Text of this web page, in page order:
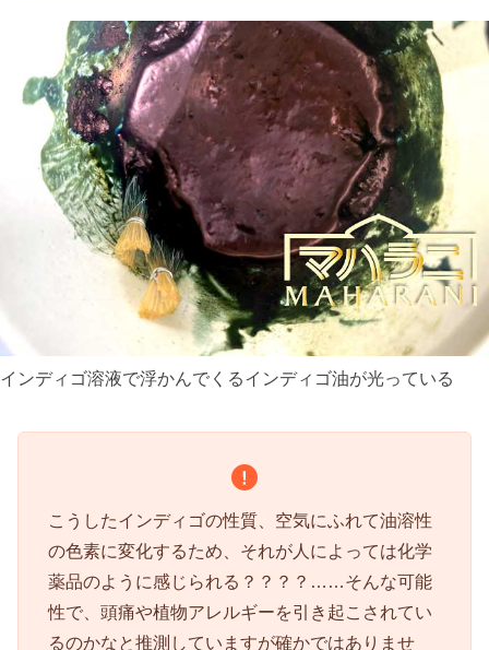
インディゴ溶液で浮かんでくるインディゴ油が光っている
こうしたインディゴの性質、空気にふれて油溶性
の色素に変化するため、それが人によっては化学
薬品のように感じられる？？？？……そんな可能
性で、頭痛や植物アレルギーを引き起こされてい
るのかなと推測していますが確かではありませ